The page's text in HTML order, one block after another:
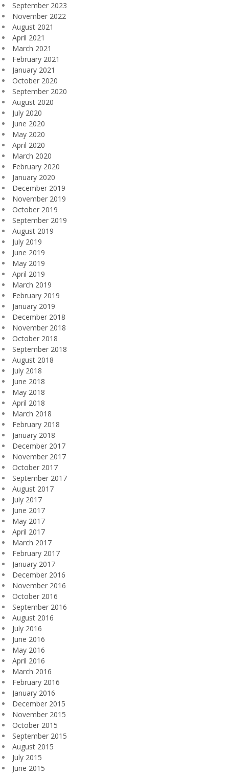
September 2023
November 2022
August 2021
April 2021
March 2021
February 2021
January 2021
October 2020
September 2020
August 2020
July 2020
June 2020
May 2020
April 2020
March 2020
February 2020
January 2020
December 2019
November 2019
October 2019
September 2019
August 2019
July 2019
June 2019
May 2019
April 2019
March 2019
February 2019
January 2019
December 2018
November 2018
October 2018
September 2018
August 2018
July 2018
June 2018
May 2018
April 2018
March 2018
February 2018
January 2018
December 2017
November 2017
October 2017
September 2017
August 2017
July 2017
June 2017
May 2017
April 2017
March 2017
February 2017
January 2017
December 2016
November 2016
October 2016
September 2016
August 2016
July 2016
June 2016
May 2016
April 2016
March 2016
February 2016
January 2016
December 2015
November 2015
October 2015
September 2015
August 2015
July 2015
June 2015